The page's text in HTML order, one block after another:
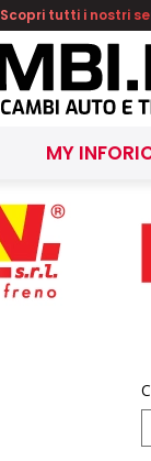
Scopri tutti i nostri
MY